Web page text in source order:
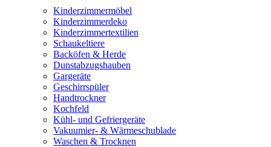
Kinderzimmermöbel
Kinderzimmerdeko
Kinderzimmertextilien
Schaukeltiere
Backöfen & Herde
Dunstabzugshauben
Gargeräte
Geschirrspüler
Handtrockner
Kochfeld
Kühl- und Gefriergeräte
Vakuumier- & Wärmeschublade
Waschen & Trocknen